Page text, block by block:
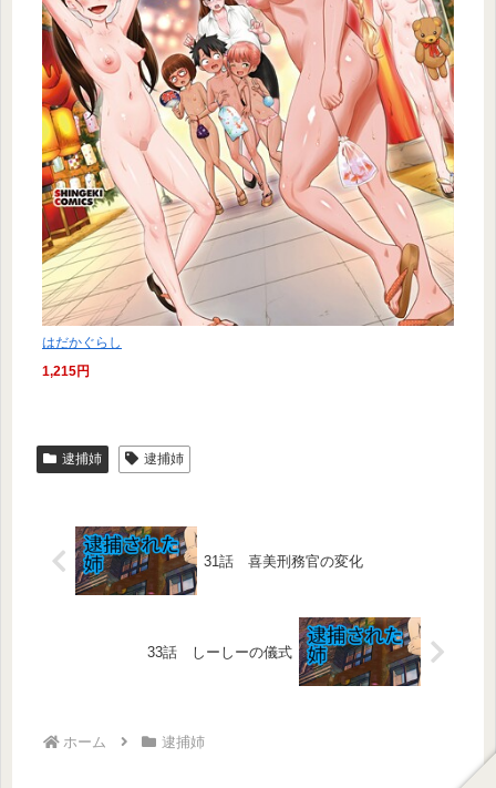
はだかぐらし
1,215円
逮捕姉 逮捕姉
31話 喜美刑務官の変化
33話 しーしーの儀式
ホーム 逮捕姉